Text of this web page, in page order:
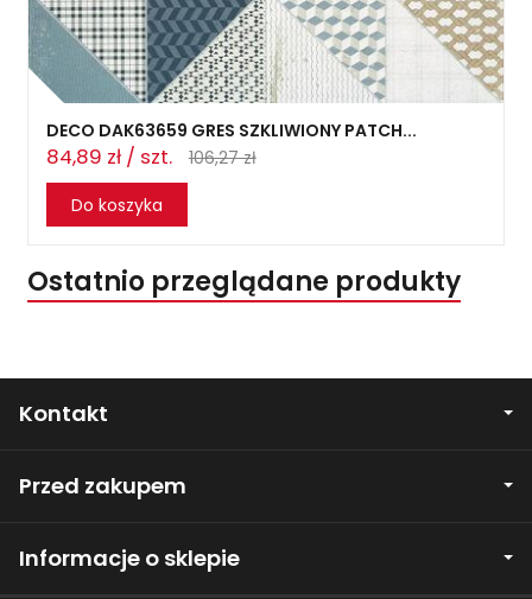
DECO DAK63659 GRES SZKLIWIONY PATCH...
84,89 zł / szt.
106,27 zł
Do koszyka
Ostatnio przeglądane produkty
Kontakt
Przed zakupem
Informacje o sklepie